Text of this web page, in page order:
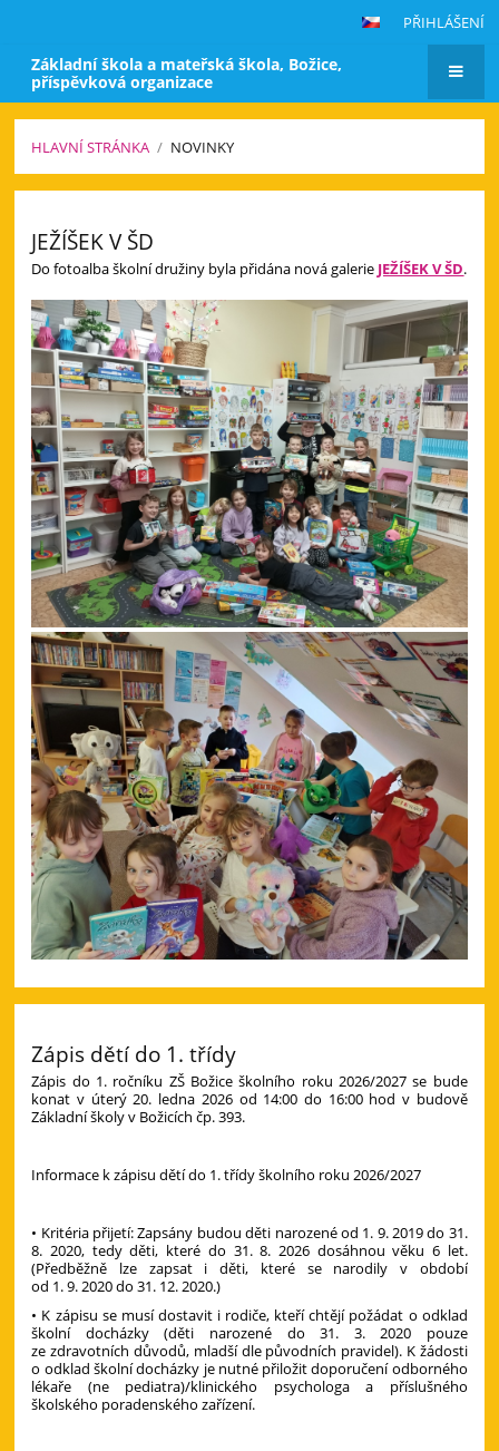
PŘIHLÁŠENÍ
Základní škola a mateřská škola, Božice,
příspěvková organizace
HLAVNÍ STRÁNKA / NOVINKY
JEŽÍŠEK V ŠD
Do fotoalba školní družiny byla přidána nová galerie JEŽÍŠEK V ŠD.
Zápis dětí do 1. třídy
Zápis do 1. ročníku ZŠ Božice školního roku 2026/2027 se bude
konat v úterý 20. ledna 2026 od 14:00 do 16:00 hod v budově
Základní školy v Božicích čp. 393.
Informace k zápisu dětí do 1. třídy školního roku 2026/2027
• Kritéria přijetí: Zapsány budou děti narozené od 1. 9. 2019 do 31.
8. 2020, tedy děti, které do 31. 8. 2026 dosáhnou věku 6 let.
(Předběžně lze zapsat i děti, které se narodily v období
od 1. 9. 2020 do 31. 12. 2020.)
• K zápisu se musí dostavit i rodiče, kteří chtějí požádat o odklad
školní docházky (děti narozené do 31. 3. 2020 pouze
ze zdravotních důvodů, mladší dle původních pravidel). K žádosti
o odklad školní docházky je nutné přiložit doporučení odborného
lékaře (ne pediatra)/klinického psychologa a příslušného
školského poradenského zařízení.